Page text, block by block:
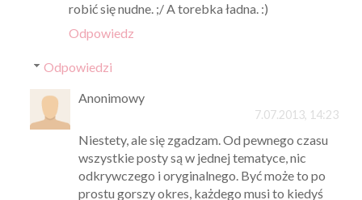
robić się nudne. ;/ A torebka ładna. :)
Odpowiedz
Odpowiedzi
Anonimowy
7.07.2013, 14:23
Niestety, ale się zgadzam. Od pewnego czasu
wszystkie posty są w jednej tematyce, nic
odkrywczego i oryginalnego. Być może to po
prostu gorszy okres, każdego musi to kiedyś